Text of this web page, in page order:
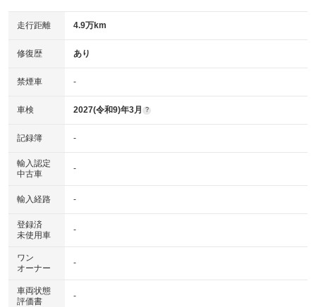
走行距離 4.9万km
修復歴 あり
禁煙車 -
車検 2027(令和9)年3月 ?
記録簿 -
輸入認定
中古車
-
輸入経路 -
登録済
未使用車
-
ワン
オーナー
-
車両状態
評価書
-